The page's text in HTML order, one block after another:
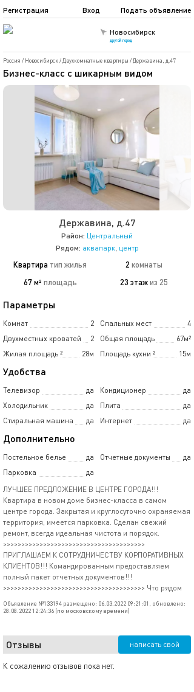
Новосибирск
другой город
Подать объявление
Регистрация Вход
Россия / Новосибирск/ Двухкомнатные квартиры / Державина, д.47
Бизнес-класс с шикарным видом
Державина, д.47
Район: Центральный
Рядом: аквапарк, центр
Квартира тип жилья 2 комнаты
67 м² площадь 23 этажиз 25
Параметры
Комнат 2 Спальных мест
4
Двухместных кроватей
2 Общая площадь
67м²
Жилая площадь
28м
² Площадь кухни 15м
²
Удобства
Телевизор да Кондиционер
да
Холодильник
да Плита
да
Стиральная машина
да Интернет да
Дополнительно
Постельное белье да Отчетные документы
да
Парковка
да
ЛУЧШЕЕ ПРЕДЛОЖЕНИЕ В ЦЕНТРЕ ГОРОДА!!!
Квартира в новом доме бизнес-класса в самом
центре города. Закрытая и круглосуточно охраняемая
территория, имеется парковка. Сделан свежий
ремонт, всегда идеальная чистота и порядок.
>>>>>>>>>>>>>>>>>>>>>>>>>>>>>>>>>>>>>>>
ПРИГЛАШАЕМ К СОТРУДНИЧЕСТВУ КОРПОРАТИВНЫХ
КЛИЕНТОВ!!! Командированным предоставляем
полный пакет отчетных документов!!!
>>>>>>>>>>>>>>>>>>>>>>>>>>>>>>>>>>>>>>> Что рядом
Объявление №133194 размещено: 06.03.2022 09:21:01, обновлено:
28.08.2022 12:24:36 (по московскому времени)
Отзывы написать свой
К сожалению отзывов пока нет.